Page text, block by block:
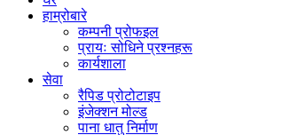
हाम्रोबारे
कम्पनी प्रोफइल
प्रायः सोधिने प्रश्नहरू
कार्यशाला
सेवा
रैपिड प्रोटोटाइप
इंजेक्शन मोल्ड
पाना धातु निर्माण